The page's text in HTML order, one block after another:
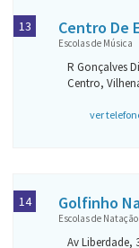
Centro De
Escolas de Música
R Gonçalves
Centro,
ver
13
Golfinho
Escolas de Natação
Av Liberdade,
14